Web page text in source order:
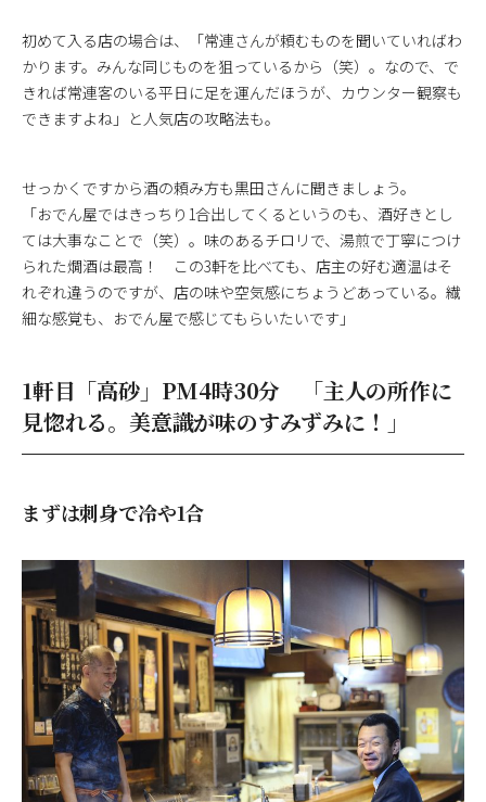
初めて入る店の場合は、「常連さんが頼むものを聞いていればわ
かります。みんな同じものを狙っているから（笑）。なので、で
きれば常連客のいる平日に足を運んだほうが、カウンター観察も
できますよね」と人気店の攻略法も。
せっかくですから酒の頼み方も黒田さんに聞きましょう。
「おでん屋ではきっちり1合出してくるというのも、酒好きとし
ては大事なことで（笑）。味のあるチロリで、湯煎で丁寧につけ
られた燗酒は最高！ この3軒を比べても、店主の好む適温はそ
れぞれ違うのですが、店の味や空気感にちょうどあっている。繊
細な感覚も、おでん屋で感じてもらいたいです」
1軒目「高砂」PM4時30分 「主人の所作に
見惚れる。美意識が味のすみずみに！」
まずは刺身で冷や1合